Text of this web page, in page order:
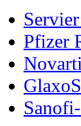
Pfizer